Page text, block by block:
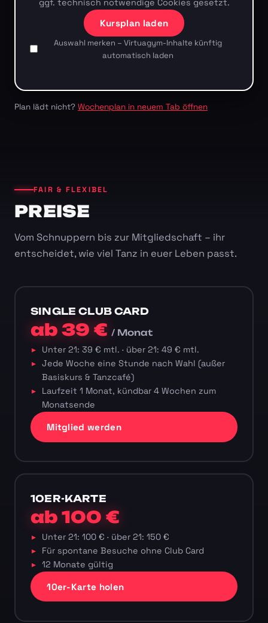
ggf. technisch notwendige Cookies gesetzt.
Kursplan laden
Auswahl merken – Virtuagym-Inhalte künftig
automatisch laden
Plan lädt nicht? Wochenplan in neuem Tab öffnen
FAIR & FLEXIBEL
PREISE
Vom Schnuppern bis zur Mitgliedschaft – ihr
entscheidet, wie viel Tanz in euer Leben passt.
SINGLE CLUB CARD
ab 39 €/ Monat
Unter 21: 39 € mtl. · über 21: 49 € mtl.
Jede Woche eine Stunde nach Wahl (außer
Basiskurs & Tanzcafé)
Laufzeit 1 Monat, kündbar 4 Wochen zum
Monatsende
Mitglied werden
10ER-KARTE
ab 100 €
Unter 21: 100 € · über 21: 150 €
Für spontane Besuche ohne Club Card
12 Monate gültig
10er-Karte holen